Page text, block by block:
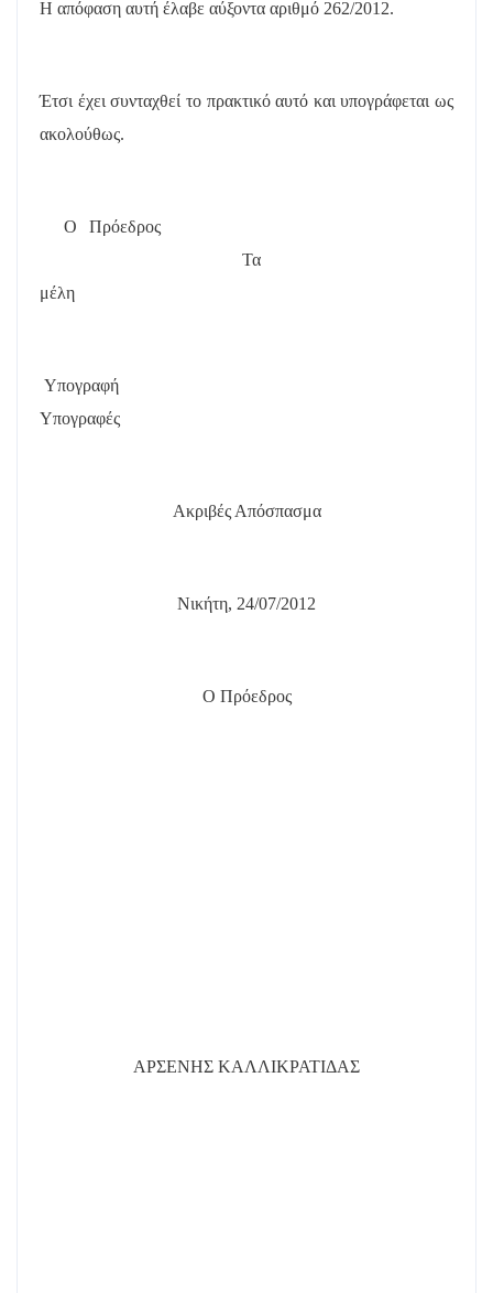
Η απόφαση αυτή έλαβε αύξοντα αριθμό 262/2012.
Έτσι έχει συνταχθεί το πρακτικό αυτό και υπογράφεται ως
ακολούθως.
Ο Πρόεδρος
Τα
μέλη
Υπογραφή
Υπογραφές
Ακριβές Απόσπασμα
Νικήτη, 24/07/2012
Ο Πρόεδρος
ΑΡΣΕΝΗΣ ΚΑΛΛΙΚΡΑΤΙΔΑΣ